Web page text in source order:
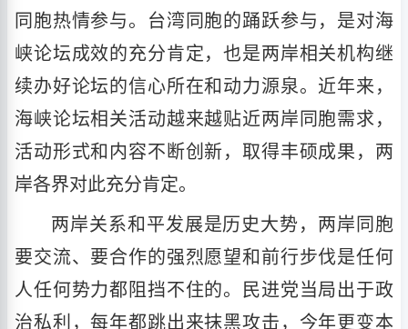
同胞热情参与。台湾同胞的踊跃参与，是对海
峡论坛成效的充分肯定，也是两岸相关机构继
续办好论坛的信心所在和动力源泉。近年来，
海峡论坛相关活动越来越贴近两岸同胞需求，
活动形式和内容不断创新，取得丰硕成果，两
岸各界对此充分肯定。
两岸关系和平发展是历史大势，两岸同胞
要交流、要合作的强烈愿望和前行步伐是任何
人任何势力都阻挡不住的。民进党当局出于政
治私利，每年都跳出来抹黑攻击，今年更变本